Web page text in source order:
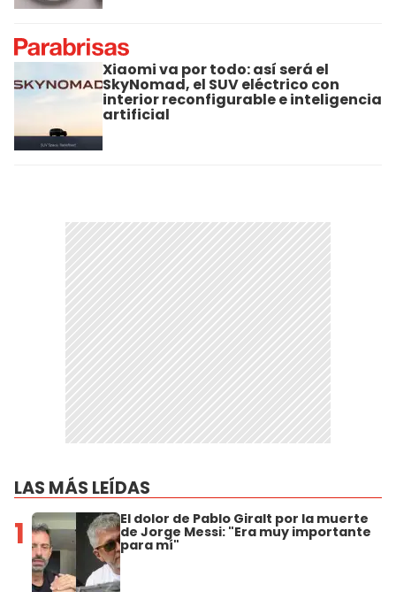
Xiaomi va por todo: así será el
SkyNomad, el SUV eléctrico con
interior reconfigurable e inteligencia
artificial
LAS MÁS LEÍDAS
1 El dolor de Pablo Giralt por la muerte
de Jorge Messi: "Era muy importante
para mí"